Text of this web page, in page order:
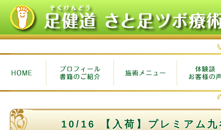
10/16 【入荷】プレミアム九